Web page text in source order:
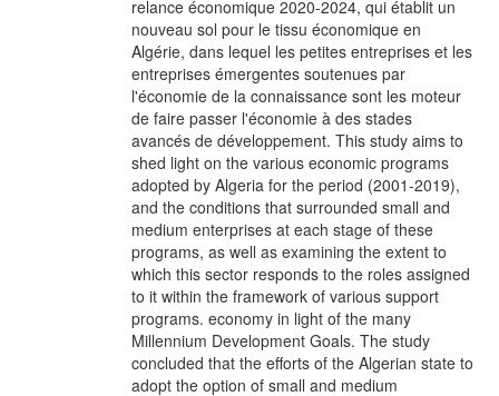
relance économique 2020-2024, qui établit un
nouveau sol pour le tissu économique en
Algérie, dans lequel les petites entreprises et les
entreprises émergentes soutenues par
l'économie de la connaissance sont les moteur
de faire passer l'économie à des stades
avancés de développement. This study aims to
shed light on the various economic programs
adopted by Algeria for the period (2001-2019),
and the conditions that surrounded small and
medium enterprises at each stage of these
programs, as well as examining the extent to
which this sector responds to the roles assigned
to it within the framework of various support
programs. economy in light of the many
Millennium Development Goals. The study
concluded that the efforts of the Algerian state to
adopt the option of small and medium